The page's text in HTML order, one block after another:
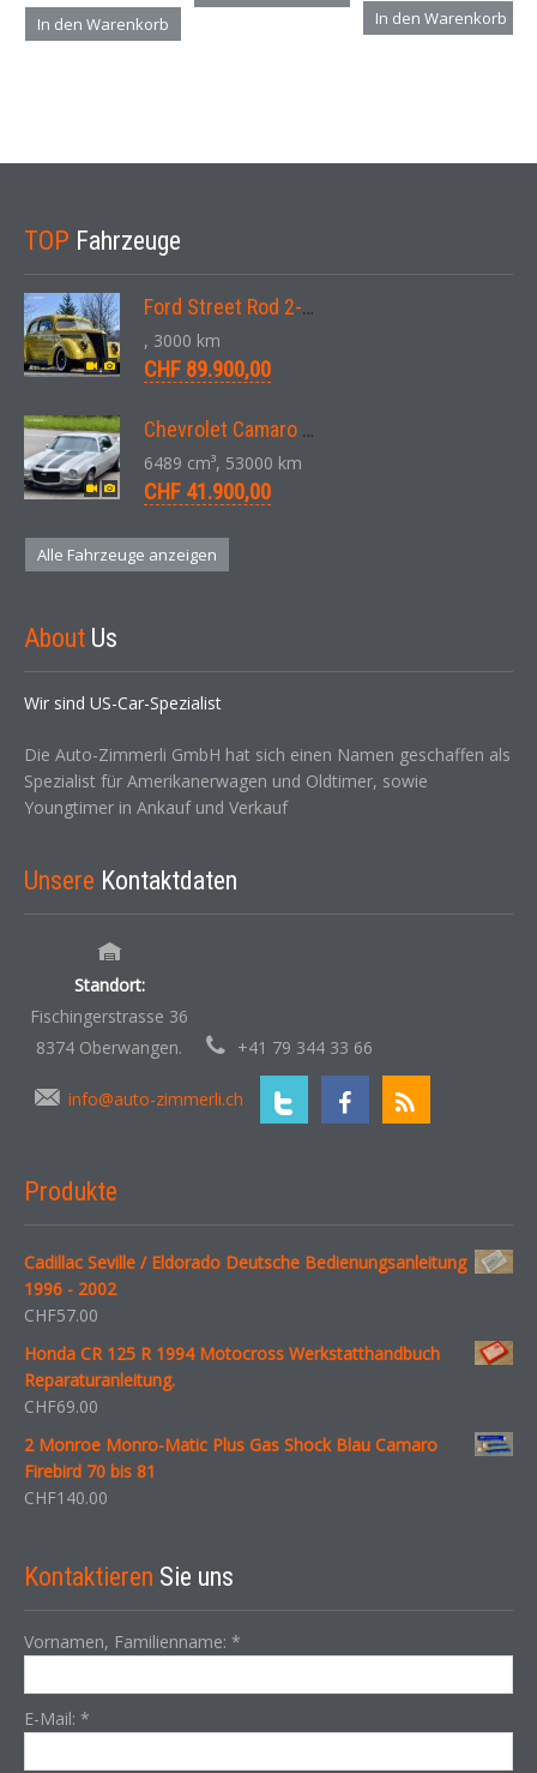
In den Warenkorb
In den Warenkorb
TOP Fahrzeuge
Ford Street Rod 2-Door V8 Aut. 1937
, 3000 km
CHF 89.900,00
Chevrolet Camaro SS 396 LS3 Coupe Aut. 1971
6489 cm³, 53000 km
CHF 41.900,00
Alle Fahrzeuge anzeigen
About Us
Wir sind US-Car-Spezialist
Die Auto-Zimmerli GmbH hat sich einen Namen geschaffen als
Spezialist für Amerikanerwagen und Oldtimer, sowie
Youngtimer in Ankauf und Verkauf
Unsere Kontaktdaten
Standort:
Fischingerstrasse 36
8374 Oberwangen.
+41 79 344 33 66
info@auto-zimmerli.ch
Produkte
Cadillac Seville / Eldorado Deutsche Bedienungsanleitung
1996 - 2002
CHF57.00
Honda CR 125 R 1994 Motocross Werkstatthandbuch
Reparaturanleitung.
CHF69.00
2 Monroe Monro-Matic Plus Gas Shock Blau Camaro
Firebird 70 bis 81
CHF140.00
Kontaktieren Sie uns
Vornamen, Familienname: *
E-Mail: *